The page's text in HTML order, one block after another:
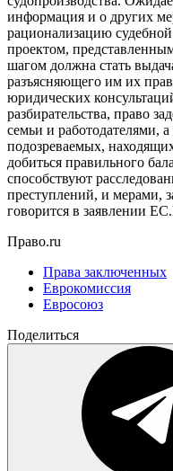
информация и о других
рационализацию
проектом,
шагом должна стать
разъясняющего им их
юридических
разбирательства, право
семьи и работодателями,
подозреваемых,
добиться правильного
способствуют
преступлений, и мерами,
говорится в заявлении
Право.ru
Права заключенных
Еврокомиссия
Евросоюз
Поделиться